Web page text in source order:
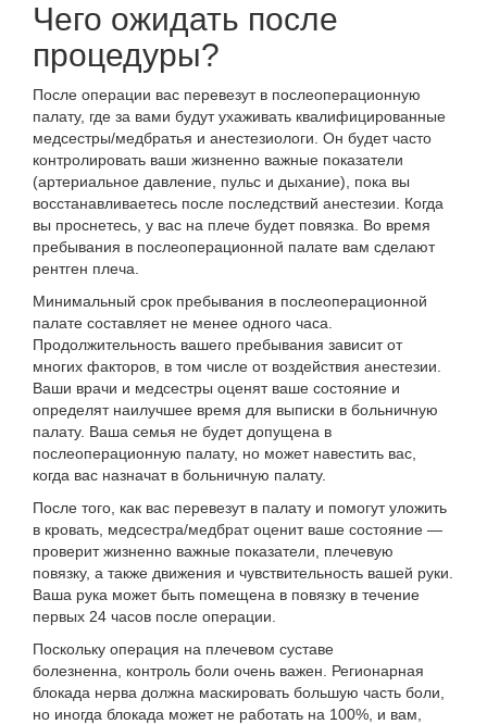
Чего ожидать после
процедуры?
После операции вас перевезут в послеоперационную
палату, где за вами будут ухаживать квалифицированные
медсестры/медбратья и анестезиологи. Он будет часто
контролировать ваши жизненно важные показатели
(артериальное давление, пульс и дыхание), пока вы
восстанавливаетесь после последствий анестезии. Когда
вы проснетесь, у вас на плече будет повязка. Во время
пребывания в послеоперационной палате вам сделают
рентген плеча.
Минимальный срок пребывания в послеоперационной
палате составляет не менее одного часа.
Продолжительность вашего пребывания зависит от
многих факторов, в том числе от воздействия анестезии.
Ваши врачи и медсестры оценят ваше состояние и
определят наилучшее время для выписки в больничную
палату. Ваша семья не будет допущена в
послеоперационную палату, но может навестить вас,
когда вас назначат в больничную палату.
После того, как вас перевезут в палату и помогут уложить
в кровать, медсестра/медбрат оценит ваше состояние —
проверит жизненно важные показатели, плечевую
повязку, а также движения и чувствительность вашей руки.
Ваша рука может быть помещена в повязку в течение
первых 24 часов после операции.
Поскольку операция на плечевом суставе
болезненна, контроль боли очень важен. Регионарная
блокада нерва должна маскировать большую часть боли,
но иногда блокада может не работать на 100%, и вам,